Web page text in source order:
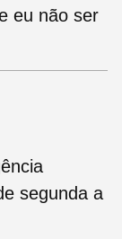
eu não ser
segunda a